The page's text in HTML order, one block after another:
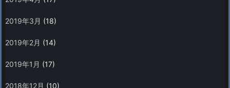
2019年3月 (18)
2019年2月 (14)
2019年1月 (17)
2018年12月 (10)